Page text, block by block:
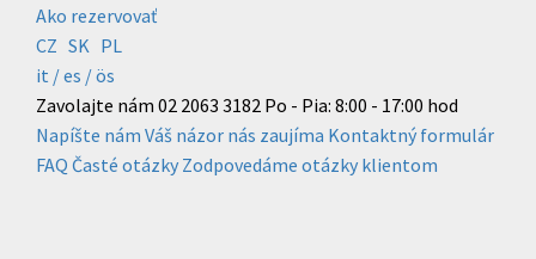
Ako rezervovať
CZ SK PL
it /es / ös
Zavolajte nám 02 2063 3182 Po - Pia: 8:00 - 17:00 hod
Napíšte nám Váš názor nás zaujíma Kontaktný formulár
FAQ Časté otázky Zodpovedáme otázky klientom